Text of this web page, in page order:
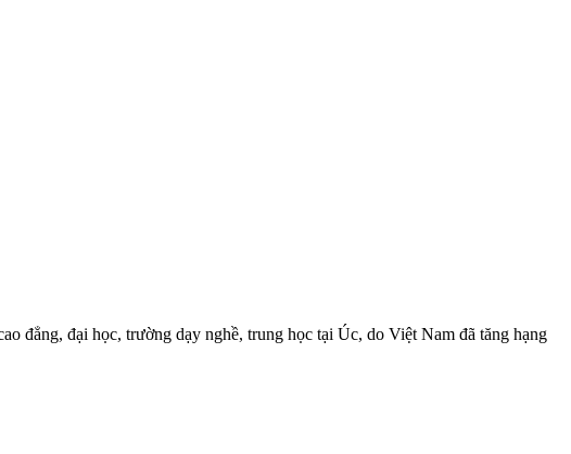
đẳng, đại học, trường dạy nghề, trung học tại Úc, do Việt Nam đã tăng hạng